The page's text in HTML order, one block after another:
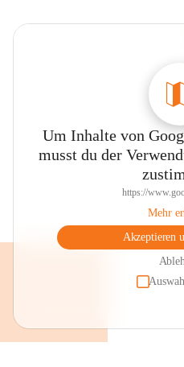
Um Inhalte von
musst du der
https://
Mehr
Akzeptieren